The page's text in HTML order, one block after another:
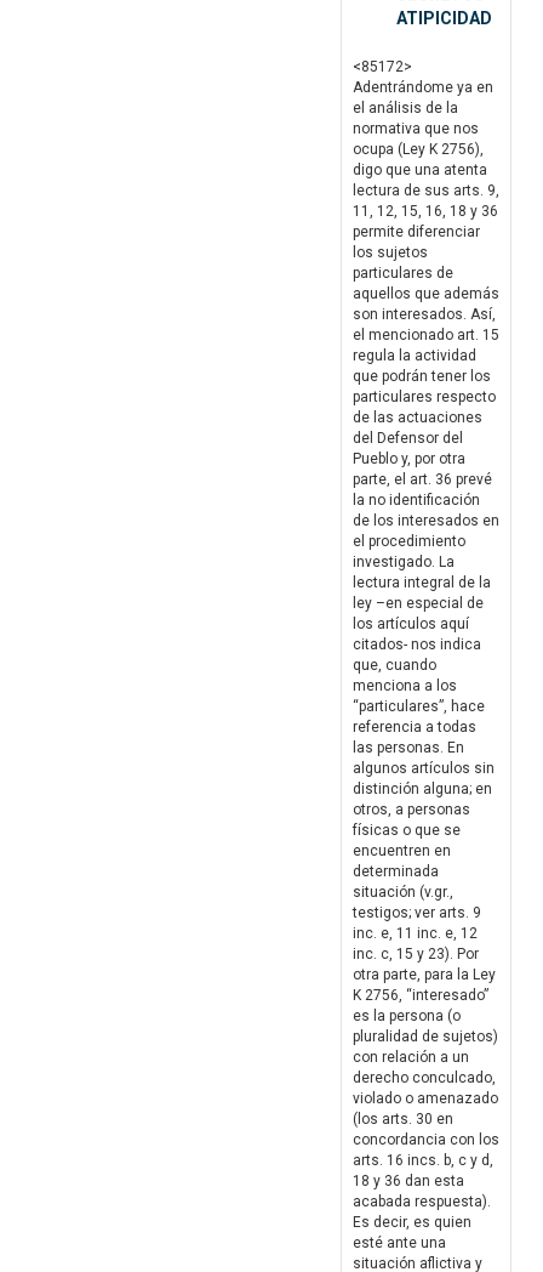
ATIPICIDAD
<85172>
Adentrándome ya en
el análisis de la
normativa que nos
ocupa (Ley K 2756),
digo que una atenta
lectura de sus arts. 9,
11, 12, 15, 16, 18 y 36
permite diferenciar
los sujetos
particulares de
aquellos que además
son interesados. Así,
el mencionado art. 15
regula la actividad
que podrán tener los
particulares respecto
de las actuaciones
del Defensor del
Pueblo y, por otra
parte, el art. 36 prevé
la no identificación
de los interesados en
el procedimiento
investigado. La
lectura integral de la
ley –en especial de
los artículos aquí
citados- nos indica
que, cuando
menciona a los
“particulares”, hace
referencia a todas
las personas. En
algunos artículos sin
distinción alguna; en
otros, a personas
físicas o que se
encuentren en
determinada
situación (v.gr.,
testigos; ver arts. 9
inc. e, 11 inc. e, 12
inc. c, 15 y 23). Por
otra parte, para la Ley
K 2756, “interesado”
es la persona (o
pluralidad de sujetos)
con relación a un
derecho conculcado,
violado o amenazado
(los arts. 30 en
concordancia con los
arts. 16 incs. b, c y d,
18 y 36 dan esta
acabada respuesta).
Es decir, es quien
esté ante una
situación aflictiva y